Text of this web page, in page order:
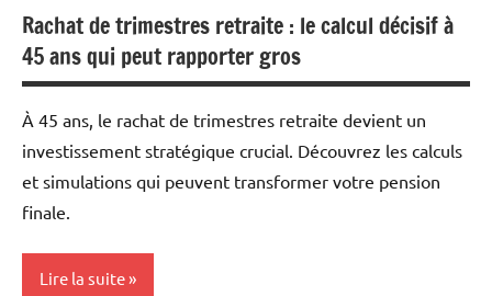
Rachat de trimestres retraite : le calcul décisif à
45 ans qui peut rapporter gros
À 45 ans, le rachat de trimestres retraite devient un
investissement stratégique crucial. Découvrez les calculs
et simulations qui peuvent transformer votre pension
finale.
Lire la suite